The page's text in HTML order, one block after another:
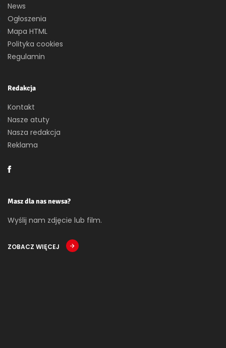
News
Ogłoszenia
Mapa HTML
Polityka cookies
Regulamin
Redakcja
Kontakt
Nasze atuty
Nasza redakcja
Reklama
Masz dla nas newsa?
Wyślij nam zdjęcie lub film.
ZOBACZ WIĘCEJ